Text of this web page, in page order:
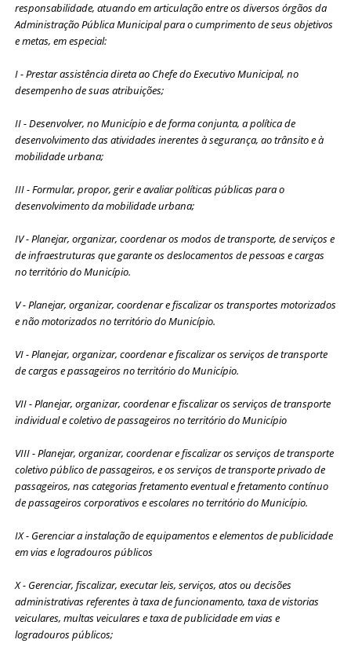
responsabilidade, atuando em articulação entre os diversos órgãos da
Administração Pública Municipal para o cumprimento de seus objetivos
e metas, em especial:
I - Prestar assistência direta ao Chefe do Executivo Municipal, no
desempenho de suas atribuições;
II - Desenvolver, no Município e de forma conjunta, a política de
desenvolvimento das atividades inerentes à segurança, ao trânsito e à
mobilidade urbana;
III - Formular, propor, gerir e avaliar políticas públicas para o
desenvolvimento da mobilidade urbana;
IV - Planejar, organizar, coordenar os modos de transporte, de serviços e
de infraestruturas que garante os deslocamentos de pessoas e cargas
no território do Município.
V - Planejar, organizar, coordenar e fiscalizar os transportes motorizados
e não motorizados no território do Município.
VI - Planejar, organizar, coordenar e fiscalizar os serviços de transporte
de cargas e passageiros no território do Município.
VII - Planejar, organizar, coordenar e fiscalizar os serviços de transporte
individual e coletivo de passageiros no território do Município
VIII - Planejar, organizar, coordenar e fiscalizar os serviços de transporte
coletivo público de passageiros, e os serviços de transporte privado de
passageiros, nas categorias fretamento eventual e fretamento contínuo
de passageiros corporativos e escolares no território do Município.
IX - Gerenciar a instalação de equipamentos e elementos de publicidade
em vias e logradouros públicos
X - Gerenciar, fiscalizar, executar leis, serviços, atos ou decisões
administrativas referentes à taxa de funcionamento, taxa de vistorias
veiculares, multas veiculares e taxa de publicidade em vias e
logradouros públicos;